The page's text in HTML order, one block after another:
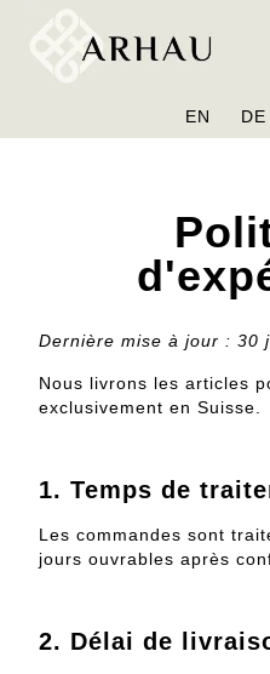
EN DE
Dernière mise à jour : 30
Nous livrons les articles
exclusivement en Suisse.
1.Temps de
Les commandes sont
jours ouvrables après
2. Délai de